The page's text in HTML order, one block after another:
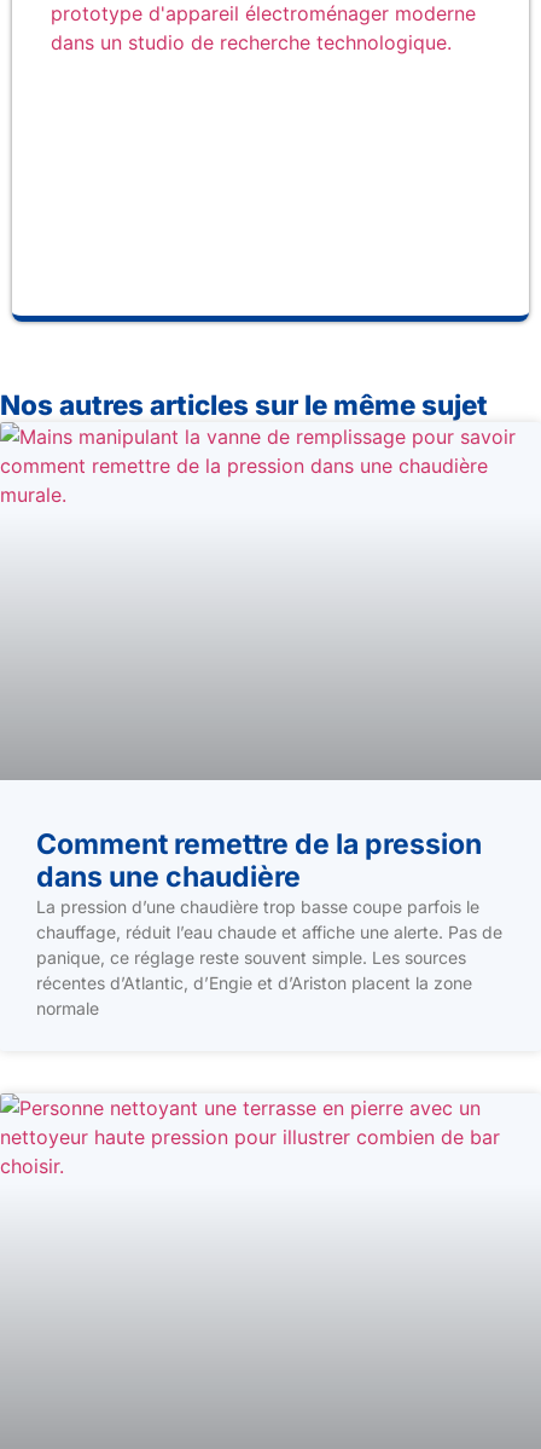
Nos autres articles sur le même sujet
Comment remettre de la pression
dans une chaudière
La pression d’une chaudière trop basse coupe parfois le
chauffage, réduit l’eau chaude et affiche une alerte. Pas de
panique, ce réglage reste souvent simple. Les sources
récentes d’Atlantic, d’Engie et d’Ariston placent la zone
normale